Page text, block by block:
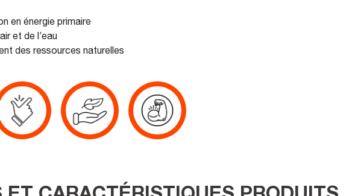
en énergie primaire
et de l’eau
des ressources naturelles